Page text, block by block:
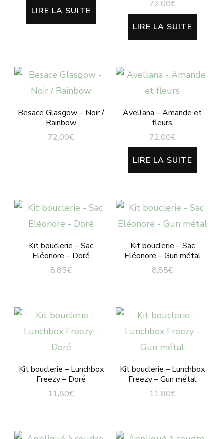
LIRE LA SUITE
72,00€
LIRE LA SUITE
Besace Glasgow – Noir /
Rainbow
72,00€
Avellana – Amande et
fleurs
72,00€
LIRE LA SUITE
Kit bouclerie – Sac
Eléonore – Doré
8,85€
Kit bouclerie – Sac
Eléonore – Gun métal
8,85€
Kit bouclerie – Lunchbox
Freezy – Doré
11,80€
Kit bouclerie – Lunchbox
Freezy – Gun métal
11,80€